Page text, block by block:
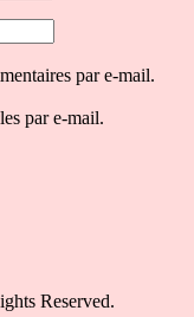
par e-mail.
par e-mail.
Reserved.